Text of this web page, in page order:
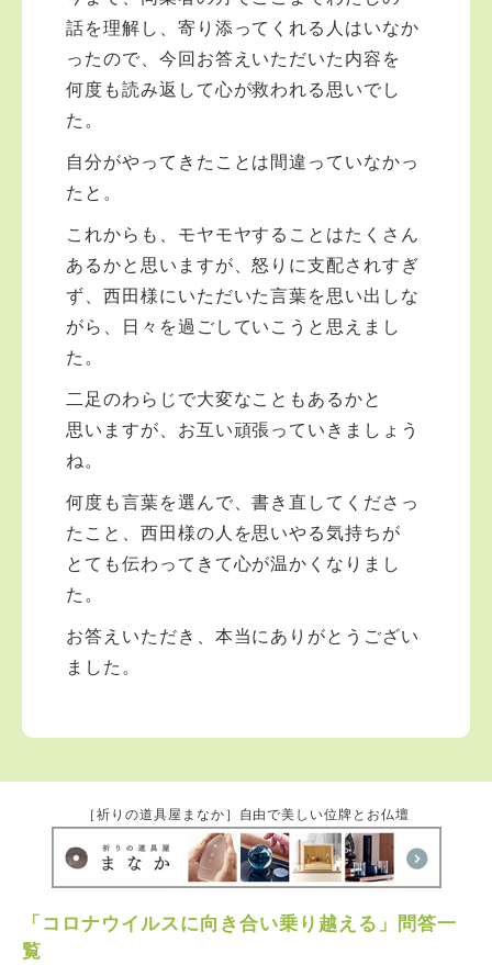
話を理解し、寄り添ってくれる人はいなか
ったので、今回お答えいただいた内容を
何度も読み返して心が救われる思いでし
た。
自分がやってきたことは間違っていなかっ
たと。
これからも、モヤモヤすることはたくさん
あるかと思いますが、怒りに支配されすぎ
ず、西田様にいただいた言葉を思い出しな
がら、日々を過ごしていこうと思えまし
た。
二足のわらじで大変なこともあるかと
思いますが、お互い頑張っていきましょう
ね。
何度も言葉を選んで、書き直してくださっ
たこと、西田様の人を思いやる気持ちが
とても伝わってきて心が温かくなりまし
た。
お答えいただき、本当にありがとうござい
ました。
［祈りの道具屋まなか］自由で美しい位牌とお仏壇
「コロナウイルスに向き合い乗り越える」問答一
覧